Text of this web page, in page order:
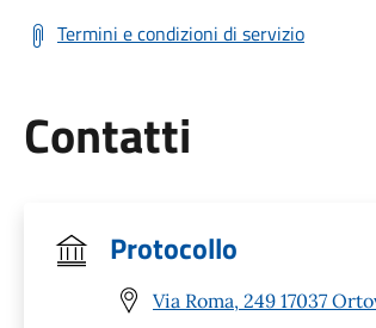
Termini e condizioni di servizio
Contatti
Protocollo
Via Roma, 249 17037